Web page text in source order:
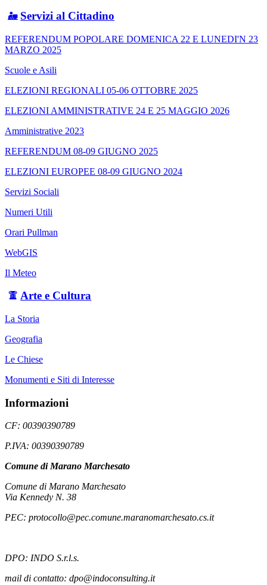
Servizi al Cittadino
REFERENDUM POPOLARE DOMENICA 22 E LUNEDI'N 23
MARZO 2025
Scuole e Asili
ELEZIONI REGIONALI 05-06 OTTOBRE 2025
ELEZIONI AMMINISTRATIVE 24 E 25 MAGGIO 2026
Amministrative 2023
REFERENDUM 08-09 GIUGNO 2025
ELEZIONI EUROPEE 08-09 GIUGNO 2024
Servizi Sociali
Numeri Utili
Orari Pullman
WebGIS
Il Meteo
Arte e Cultura
La Storia
Geografia
Le Chiese
Monumenti e Siti di Interesse
Informazioni
CF: 00390390789
P.IVA: 00390390789
Comune di Marano Marchesato
Comune di Marano Marchesato
Via Kennedy N. 38
PEC: protocollo@pec.comune.maranomarchesato.cs.it
DPO: INDO S.r.l.s.
mail di contatto: dpo@indoconsulting.it